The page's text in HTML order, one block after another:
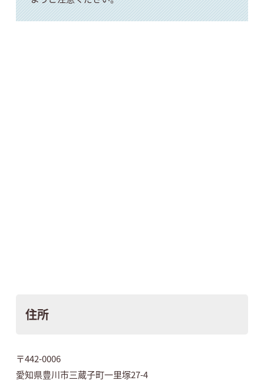
住所
〒442-0006
愛知県豊川市三蔵子町一里塚27-4